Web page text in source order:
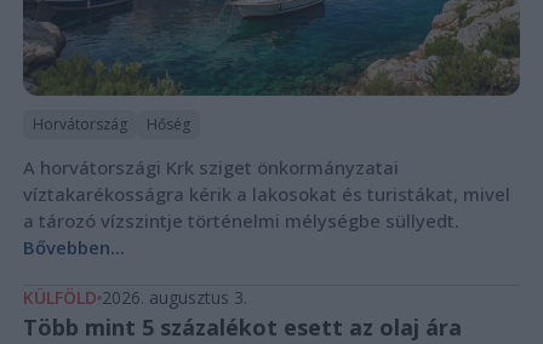
Horvátország Hőség
A horvátországi Krk sziget önkormányzatai
víztakarékosságra kérik a lakosokat és turistákat, mivel
a tározó vízszintje történelmi mélységbe süllyedt.
Bővebben...
KÜLFÖLD 2026. augusztus 3.
Több mint 5 százalékot esett az olaj ára